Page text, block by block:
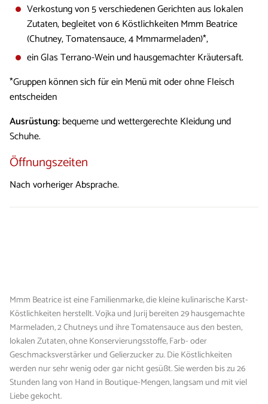
Verkostung von 5 verschiedenen Gerichten aus lokalen
Zutaten, begleitet von 6 Köstlichkeiten Mmm Beatrice
(Chutney, Tomatensauce, 4 Mmmarmeladen)*,
ein Glas Terrano-Wein und hausgemachter Kräutersaft.
*Gruppen können sich für ein Menü mit oder ohne Fleisch
entscheiden
Ausrüstung:bequeme und wettergerechte Kleidung und
Schuhe.
Öffnungszeiten
Nach vorheriger Absprache.
Mmm Beatrice ist eine Familienmarke, die kleine kulinarische Karst-
Köstlichkeiten herstellt. Vojka und Jurij bereiten 29 hausgemachte
Marmeladen, 2 Chutneys und ihre Tomatensauce aus den besten,
lokalen Zutaten, ohne Konservierungsstoffe, Farb- oder
Geschmacksverstärker und Gelierzucker zu. Die Köstlichkeiten
werden nur sehr wenig oder gar nicht gesüßt. Sie werden bis zu 26
Stunden lang von Hand in Boutique-Mengen, langsam und mit viel
Liebe gekocht.